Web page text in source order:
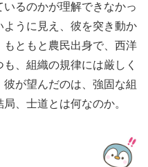
るのかが理解できなかっ
うに見え、彼を突き動か
ともと農民出身で、西洋
、組織の規律には厳しく
が望んだのは、強固な組
、士道とは何なのか。